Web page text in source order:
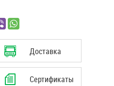
Доставка
Сертификаты